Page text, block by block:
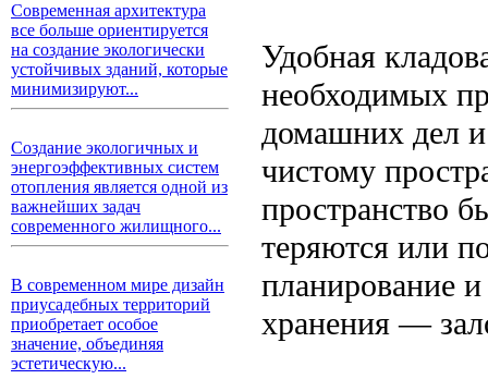
Современная архитектура
все больше ориентируется
на создание экологически
устойчивых зданий, которые
минимизируют...
Создание экологичных и
энергоэффективных систем
отопления является одной из
важнейших задач
современного жилищного...
В современном мире дизайн
приусадебных территорий
приобретает особое
значение, объединяя
эстетическую...
Удобная
необходимых
домашних дел и
чистому
пространство
теряются или
планирование
хранения —